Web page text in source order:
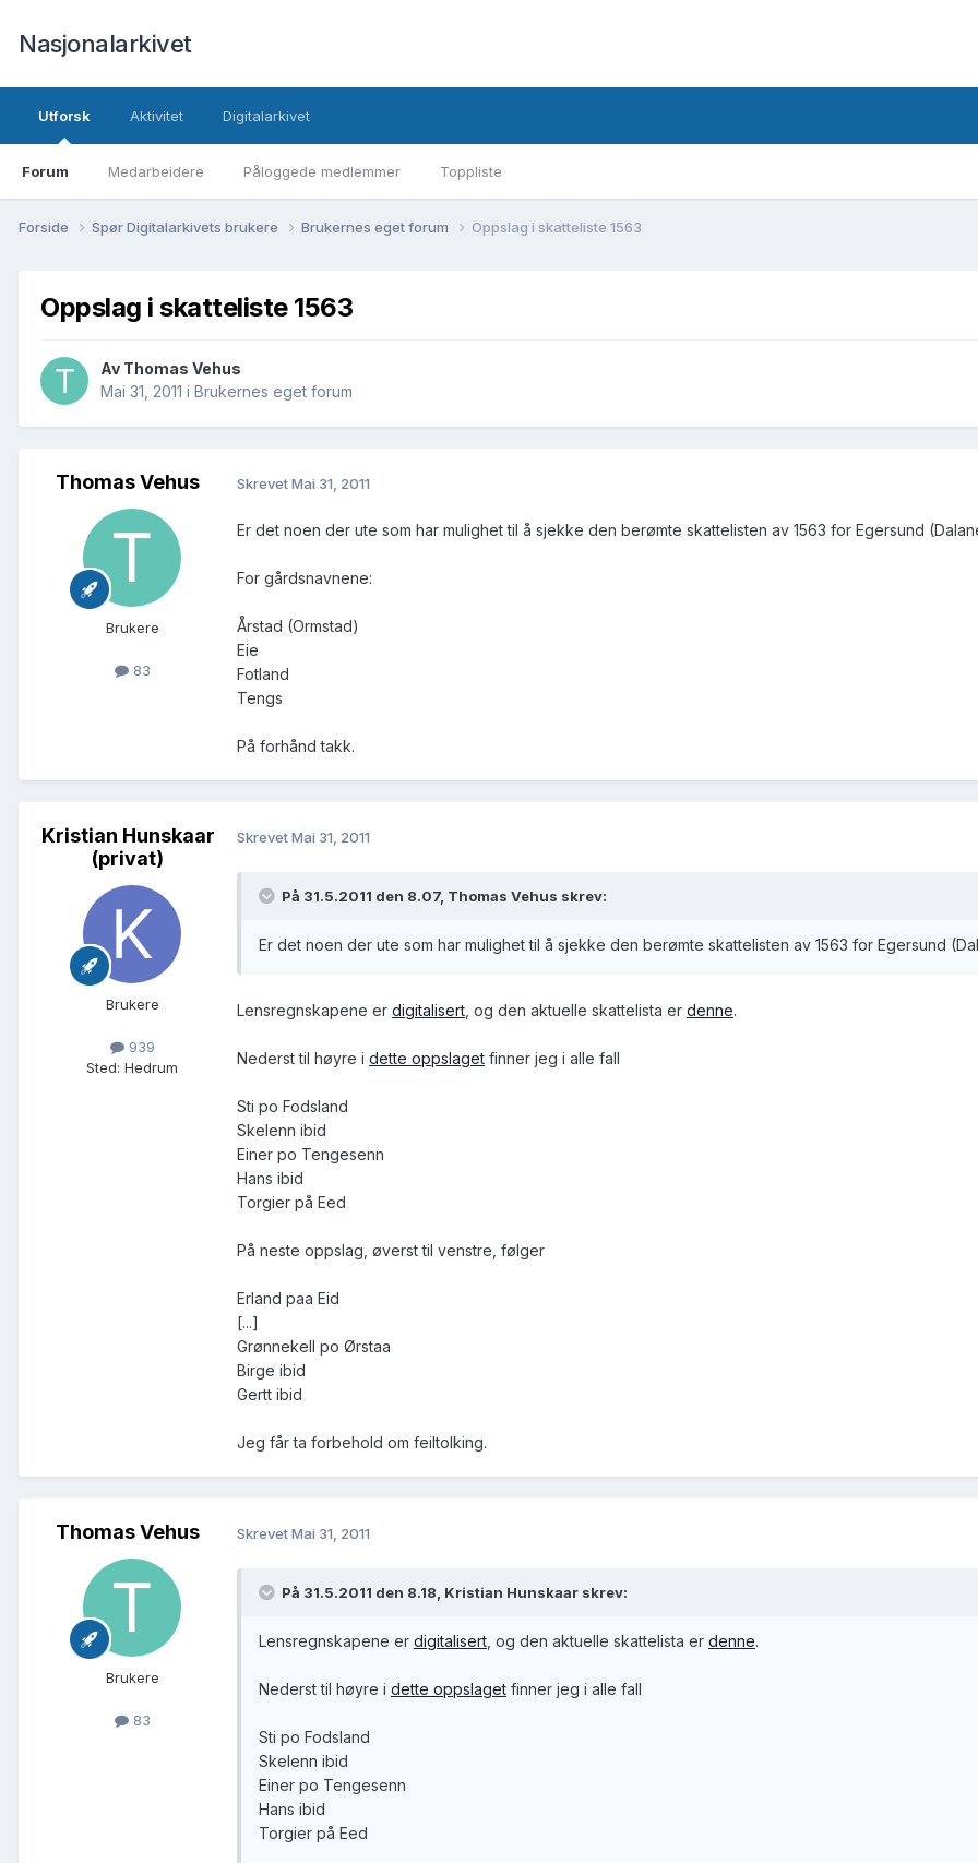
Nasjonalarkivet
Utforsk
Forum Medarbeidere Påloggede medlemmer Toppliste
Aktivitet Digitalarkivet
Forside Spør Digitalarkivets brukere Brukernes eget forum Oppslag i skatteliste 1563
Oppslag i skatteliste 1563
Av Thomas Vehus
Mai 31, 2011 i Brukernes eget forum
Thomas Vehus
Brukere
83
SkrevetMai 31, 2011
Er det noen der ute som har mulighet til å sjekke den berømte skattelisten av 1563 for Egersund
For gårdsnavnene:
Årstad (Ormstad)
Eie
Fotland
Tengs
På forhånd takk.
Kristian Hunskaar
(privat)
Brukere
939
Sted: Hedrum
SkrevetMai 31, 2011
På 31.5.2011 den 8.07, Thomas Vehus skrev:
Er det noen der ute som har mulighet til å sjekke den berømte skattelisten av 1563 for Egersund
Lensregnskapene er digitalisert , og den aktuelle skattelista er denne.
Nederst til høyre i dette oppslaget finner jeg i alle fall
Sti po Fodsland
Skelenn ibid
Einer po Tengesenn
Hans ibid
Torgier på Eed
På neste oppslag, øverst til venstre, følger
Erland paa Eid
[...]
Grønnekell po Ørstaa
Birge ibid
Gertt ibid
Jeg får ta forbehold om feiltolking.
Thomas Vehus
Brukere
83
SkrevetMai 31, 2011
På 31.5.2011 den 8.18, Kristian Hunskaar skrev:
Lensregnskapene er digitalisert , og den aktuelle skattelista er denne.
Nederst til høyre i dette oppslaget finner jeg i alle fall
Sti po Fodsland
Skelenn ibid
Einer po Tengesenn
Hans ibid
Torgier på Eed